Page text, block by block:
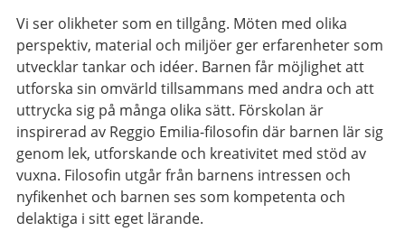
Vi ser olikheter som en tillgång. Möten med olika
perspektiv, material och miljöer ger erfarenheter som
utvecklar tankar och idéer. Barnen får möjlighet att
utforska sin omvärld tillsammans med andra och att
uttrycka sig på många olika sätt. Förskolan är
inspirerad av Reggio Emilia-filosofin där barnen lär sig
genom lek, utforskande och kreativitet med stöd av
vuxna. Filosofin utgår från barnens intressen och
nyfikenhet och barnen ses som kompetenta och
delaktiga i sitt eget lärande.